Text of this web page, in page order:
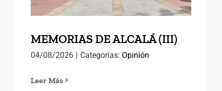
MEMORIAS DE ALCALÁ (III)
04/08/2026 | Categorías: Opinión
Leer Más